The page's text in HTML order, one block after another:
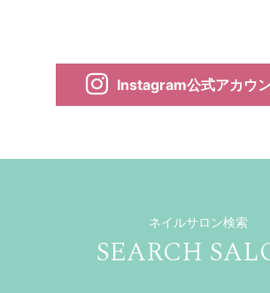
Instagram公式アカウ
ネイルサロン検索
SEARCH